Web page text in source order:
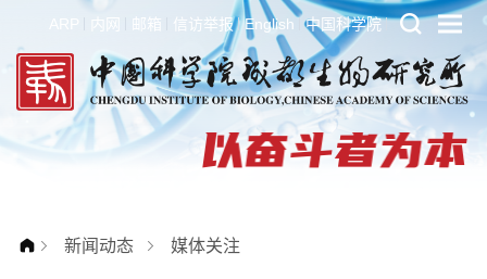
ARP 内网 邮箱 信访举报 English 中国科学院
新闻动态 媒体关注